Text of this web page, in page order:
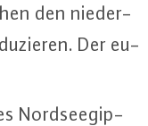
den nie­der­
Der eu­
Nord­see­gip­